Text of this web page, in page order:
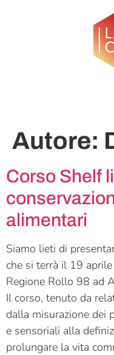
Autore:
Corso Shelf
alimentari
Siamo lieti di
che si terrà il 19
Regione Rollo 98 ad
Il corso, tenuto da
dalla misurazione dei
e sensoriali alla
prolungare la vita